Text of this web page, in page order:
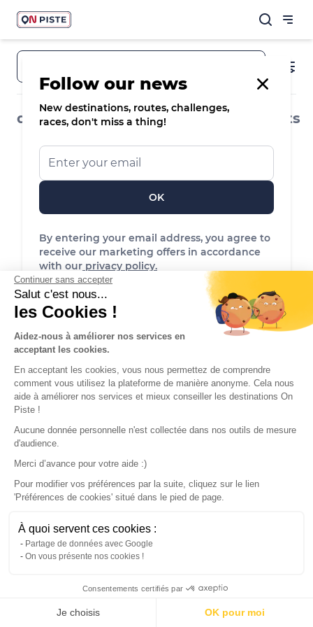
Follow our news
New destinations, routes, challenges,
races, don't miss a thing!
OK
By entering your email address, you agree to
receive our marketing offers in accordance
with our privacy policy.
Continue with the app
destinations routes & spots events
No route or spot found
Reset the filters to see more routes or spots
Explore our Destinations
Continuer sans accepter
Salut c'est nous...
les Cookies !
Aidez-nous à améliorer nos services en
acceptant les cookies.
En acceptant les cookies, vous nous permettez de comprendre
comment vous utilisez la plateforme de manière anonyme. Cela nous
aide à améliorer nos services et mieux conseiller les destinations On
Piste !
Aucune donnée personnelle n'est collectée dans nos outils de mesure
d'audience.
Merci d’avance pour votre aide :)
Pour modifier vos préférences par la suite, cliquez sur le lien
'Préférences de cookies' situé dans le pied de page.
À quoi servent ces cookies :
Partage de données avec Google
On vous présente nos cookies !
Consentements certifiés par
Je choisis OK pour moi